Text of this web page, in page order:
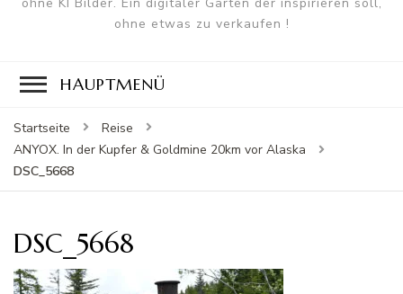
ohne etwas zu verkaufen !
HAUPTMENÜ
Startseite
Reise
ANYOX. In der Kupfer & Goldmine 20km vor Alaska
DSC_5668
DSC_5668